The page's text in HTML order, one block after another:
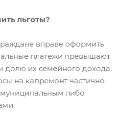
льготы?
вправе оформить
платежи превышают
долю их семейного дохода,
на капремонт частично
муниципальным либо